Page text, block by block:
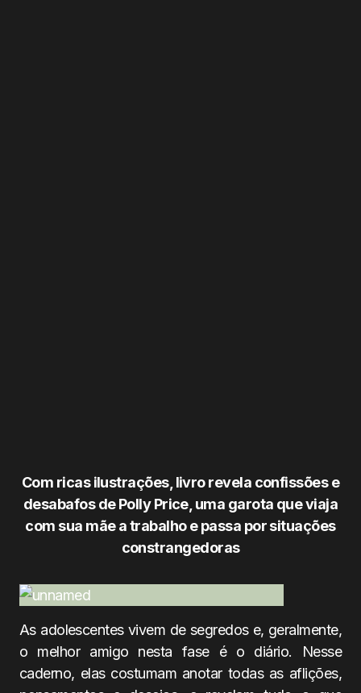
Com ricas ilustrações, livro revela confissões e
desabafos de Polly Price, uma garota que viaja
com sua mãe a trabalho e passa por situações
constrangedoras
As adolescentes vivem de segredos e, geralmente,
o melhor amigo nesta fase é o diário. Nesse
caderno, elas costumam anotar todas as aflições,